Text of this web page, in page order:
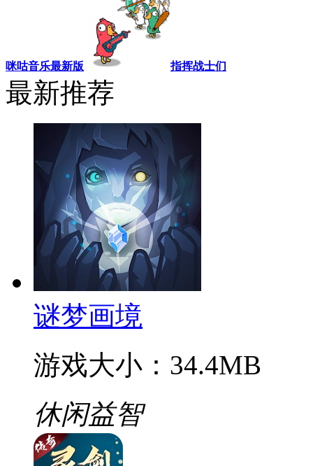
咪咕音乐最新版 指挥战士们
最新推荐
谜梦画境
游戏大小：34.4MB
休闲益智